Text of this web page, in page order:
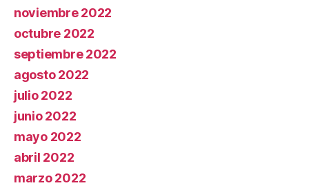
noviembre 2022
octubre 2022
septiembre 2022
agosto 2022
julio 2022
junio 2022
mayo 2022
abril 2022
marzo 2022